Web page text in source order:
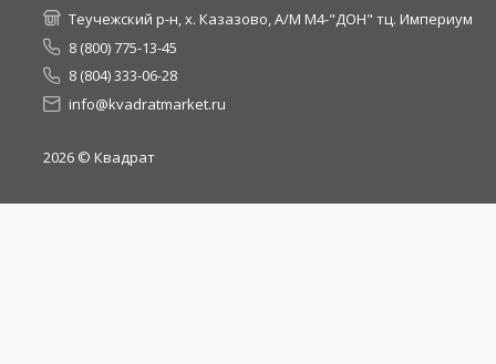
Теучежский р-н, х. Казазово, А/М М4-"ДОН" тц. Империум
8 (800) 775-13-45
8 (804) 333-06-28
info@kvadratmarket.ru
2026 © Квадрат